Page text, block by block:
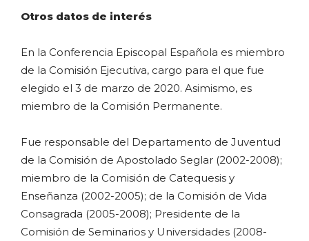
Otros datos de interés
En la Conferencia Episcopal Española es miembro
de la Comisión Ejecutiva, cargo para el que fue
elegido el 3 de marzo de 2020. Asimismo, es
miembro de la Comisión Permanente.
Fue responsable del Departamento de Juventud
de la Comisión de Apostolado Seglar (2002-2008);
miembro de la Comisión de Catequesis y
Enseñanza (2002-2005); de la Comisión de Vida
Consagrada (2005-2008); Presidente de la
Comisión de Seminarios y Universidades (2008-